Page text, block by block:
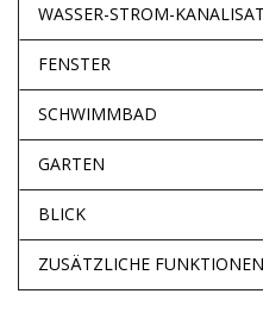
WASSER-STROM-
FENSTER
SCHWIMMBAD
GARTEN
BLICK
ZUSÄTZLICHE FUNKTIONEN